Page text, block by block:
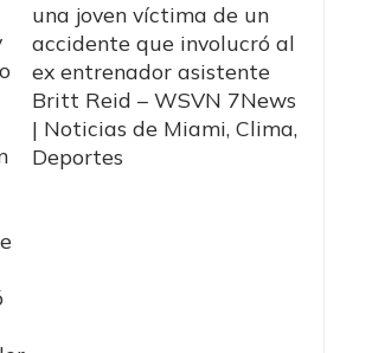
una joven víctima de un
accidente que involucró al
ex entrenador asistente
Britt Reid – WSVN 7News
| Noticias de Miami, Clima,
Deportes